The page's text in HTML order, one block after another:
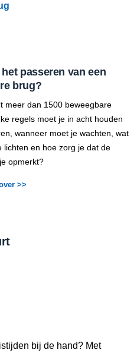
passeren van een
brug?
meer dan 1500 beweegbare
regels moet je in acht houden
wanneer moet je wachten, wat
lichten en hoe zorg je dat de
opmerkt?
>>
bij de hand? Met